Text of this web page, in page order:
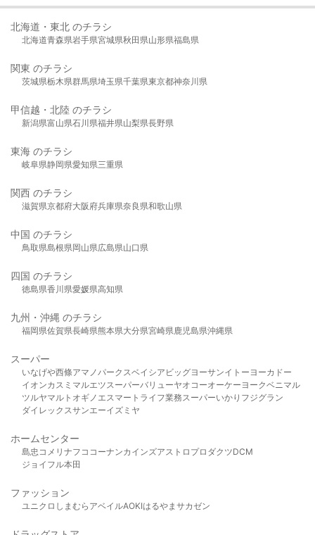
北海道・東北 のチラシ
北海道青森県岩手県宮城県秋田県山形県福島県
関東 のチラシ
茨城県栃木県群馬県埼玉県千葉県東京都神奈川県
甲信越・北陸 のチラシ
新潟県富山県石川県福井県山梨県長野県
東海 のチラシ
岐阜県静岡県愛知県三重県
関西 のチラシ
滋賀県京都府大阪府兵庫県奈良県和歌山県
中国 のチラシ
鳥取県島根県岡山県広島県山口県
四国 のチラシ
徳島県香川県愛媛県高知県
九州・沖縄 のチラシ
福岡県佐賀県長崎県熊本県大分県宮崎県鹿児島県沖縄県
スーパー
いなげや西條アマノパークスベイシア ビッグヨーサンイトーヨーカドー
イオンカスミ マルエツスーパーバリューヤオコーオーケー ヨークベニマル
ツルヤマルト オギノ エスマート ライフ業務スーパーいかり フジグラン
ダイレックスサンエーイズミヤ
ホームセンター
島忠 コメリ ナフコ コーナンカインズアストロプロダクツDCM
ジョイフル本田
ファッション
ユニクロ しまむら アベイルAOKIはるやま サカゼン